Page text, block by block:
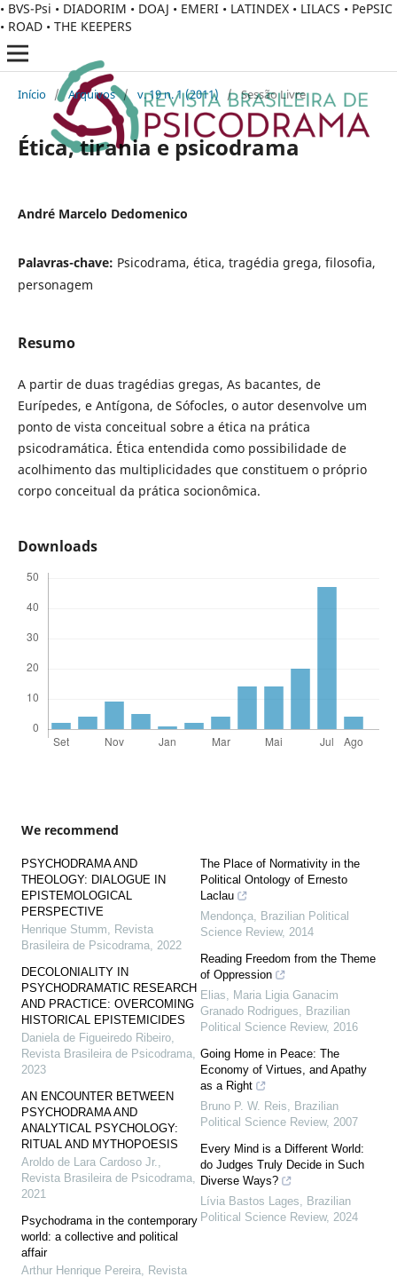
• BVS-Psi • DIADORIM • DOAJ • EMERI • LATINDEX • LILACS • PePSIC
• ROAD • THE KEEPERS
Início / Arquivos / v. 19 n. 1 (2011) / Sessão Livre
Ética, tirania e psicodrama
André Marcelo Dedomenico
Palavras-chave: Psicodrama, ética, tragédia grega, filosofia,
personagem
Resumo
A partir de duas tragédias gregas, As bacantes, de
Eurípedes, e Antígona, de Sófocles, o autor desenvolve um
ponto de vista conceitual sobre a ética na prática
psicodramática. Ética entendida como possibilidade de
acolhimento das multiplicidades que constituem o próprio
corpo conceitual da prática socionômica.
Downloads
We recommend
PSYCHODRAMA AND
THEOLOGY: DIALOGUE IN
EPISTEMOLOGICAL
PERSPECTIVE
Henrique Stumm, Revista
Brasileira de Psicodrama, 2022
DECOLONIALITY IN
PSYCHODRAMATIC RESEARCH
AND PRACTICE: OVERCOMING
HISTORICAL EPISTEMICIDES
Daniela de Figueiredo Ribeiro,
Revista Brasileira de Psicodrama,
2023
AN ENCOUNTER BETWEEN
PSYCHODRAMA AND
ANALYTICAL PSYCHOLOGY:
RITUAL AND MYTHOPOESIS
Aroldo de Lara Cardoso Jr.,
Revista Brasileira de Psicodrama,
2021
Psychodrama in the contemporary
world: a collective and political
affair
Arthur Henrique Pereira, Revista
The Place of Normativity in the
Political Ontology of Ernesto
Laclau
Mendonça, Brazilian Political
Science Review, 2014
Reading Freedom from the Theme
of Oppression
Elias, Maria Ligia Ganacim
Granado Rodrigues, Brazilian
Political Science Review, 2016
Going Home in Peace: The
Economy of Virtues, and Apathy
as a Right
Bruno P. W. Reis, Brazilian
Political Science Review, 2007
Every Mind is a Different World:
do Judges Truly Decide in Such
Diverse Ways?
Lívia Bastos Lages, Brazilian
Political Science Review, 2024